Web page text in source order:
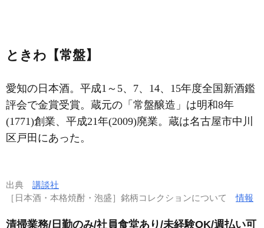
ときわ【常盤】
愛知の日本酒。平成1～5、7、14、15年度全国新酒鑑
評会で金賞受賞。蔵元の「常盤醸造」は明和8年
(1771)創業、平成21年(2009)廃業。蔵は名古屋市中川
区戸田にあった。
出典 講談社
［日本酒・本格焼酎・泡盛］銘柄コレクションについて情報
清掃業務/日勤のみ/社員食堂あり/未経験OK/週払い可